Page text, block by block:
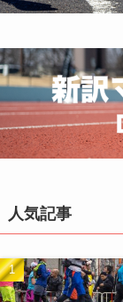
人気記事